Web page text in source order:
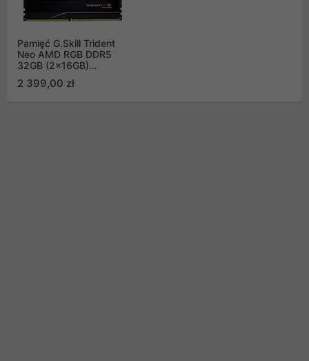
Pamięć G.Skill Trident
Neo AMD RGB DDR5
32GB (2x16GB)
F5-
2 399,00 zł